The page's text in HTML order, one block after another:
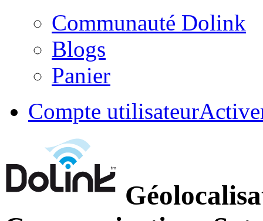
Communauté Dolink
Blogs
Panier
Compte utilisateur